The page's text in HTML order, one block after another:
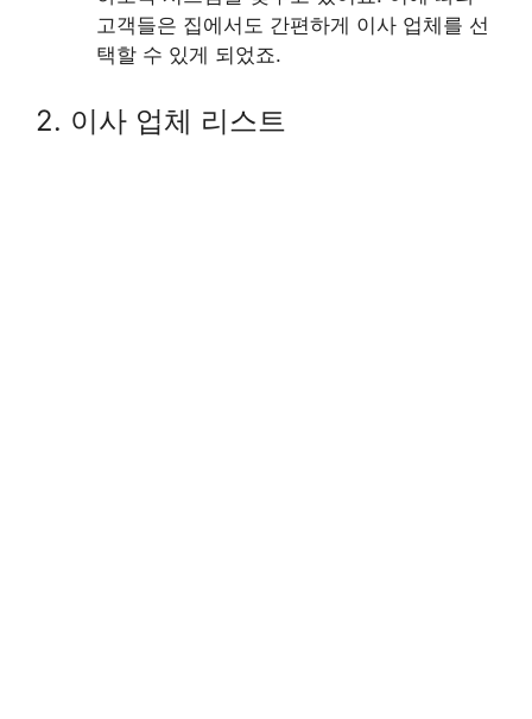
고객들은 집에서도 간편하게 이사 업체를 선
택할 수 있게 되었죠.
2. 이사 업체 리스트